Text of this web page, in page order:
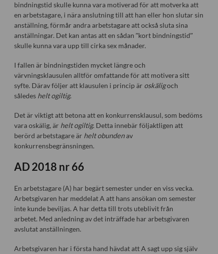
bindningstid skulle kunna vara motiverad för att motverka att
en arbetstagare, i nära anslutning till att han eller hon slutar sin
anställning, förmår andra arbetstagare att också sluta sina
anställningar. Det kan antas att en sådan ”kort bindningstid”
skulle kunna vara upp till cirka sex månader.
I fallen är bindningstiden mycket längre och
värvningsklausulen alltför omfattande för att motivera sitt
syfte. Därav följer att klausulen i princip är oskäligoch
således helt ogiltig.
Det är viktigt att betona att en konkurrensklausul, som bedöms
vara oskälig, är helt ogiltig. Detta innebär följaktligen att
berörd arbetstagare är helt obundenav
konkurrensbegränsningen.
AD 2018 nr 66
En arbetstagare (A) har begärt semester under en viss vecka.
Arbetsgivaren har meddelat A att hans ansökan om semester
inte kunde beviljas. A har detta till trots uteblivit från
arbetet. Med anledning av det inträffade har arbetsgivaren
avslutat anställningen.
Arbetsgivaren har i första hand hävdat att A sagt upp sig själv